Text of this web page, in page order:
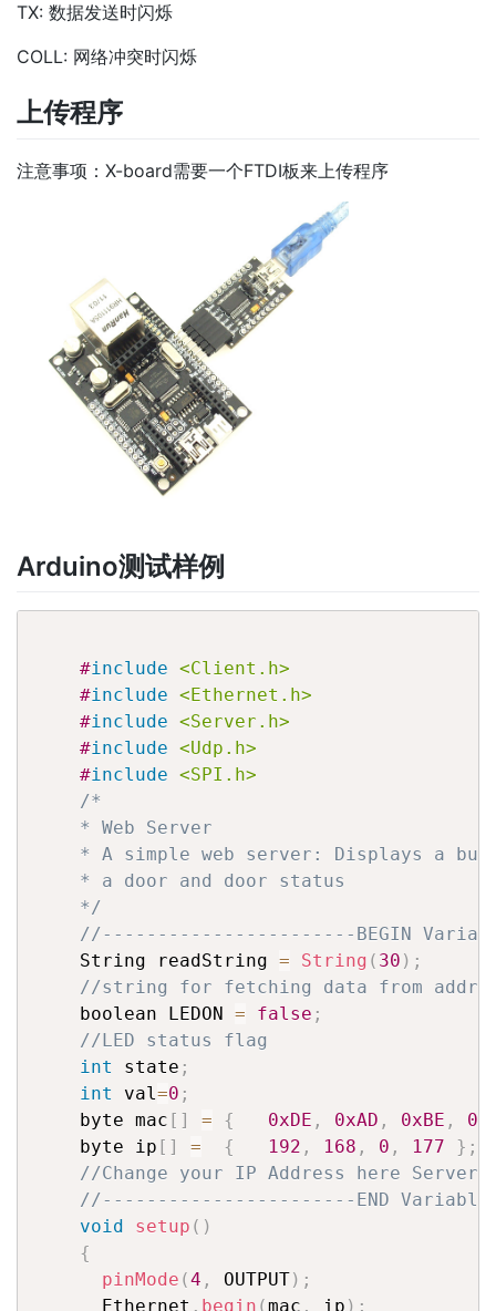
TX: 数据发送时闪烁
COLL: 网络冲突时闪烁
上传程序
注意事项：X-board需要一个FTDI板来上传程序
Arduino测试样例
#include <Client.h>
#include <Ethernet.h>
#include <Server.h>
#include <Udp.h>
#include <SPI.h>
/*
    * Web Server
* A simple web server: Displays a
    * a door and door status
    */
//-----------------------BEGIN
    String readString
= String ( 30 ) ;
//string for fetching data from
    boolean LEDON
= false ;
//LED status flag
int
state ;
int
val=0 ;
    byte mac
[ ] = { 0xDE , 0xAD , 0xBE ,
    byte ip
[ ] = { 192 , 168 , 0 , 177 } ;
//Change your IP Address here
//-----------------------END
void
setup ( )
{
pinMode (4 , OUTPUT) ;
      Ethernet
. begin (mac , ip ) ;